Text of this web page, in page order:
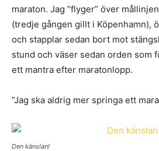
maraton. Jag ”flyger” över
(tredje gången gillt i Köpenhamn),
och stapplar sedan bort mot
stund och väser sedan orden som
ett mantra efter maratonlopp.
”Jag ska aldrig mer springa ett
Den känslan!